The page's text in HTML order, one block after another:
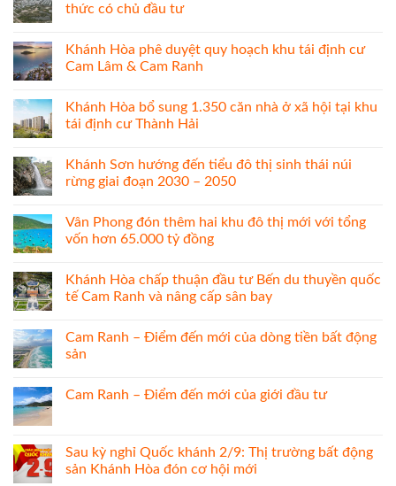
thức có chủ đầu tư
Khánh Hòa phê duyệt quy hoạch khu tái định cư
Cam Lâm & Cam Ranh
Khánh Hòa bổ sung 1.350 căn nhà ở xã hội tại khu
tái định cư Thành Hải
Khánh Sơn hướng đến tiểu đô thị sinh thái núi
rừng giai đoạn 2030 – 2050
Vân Phong đón thêm hai khu đô thị mới với tổng
vốn hơn 65.000 tỷ đồng
Khánh Hòa chấp thuận đầu tư Bến du thuyền quốc
tế Cam Ranh và nâng cấp sân bay
Cam Ranh – Điểm đến mới của dòng tiền bất động
sản
Cam Ranh – Điểm đến mới của giới đầu tư
Sau kỳ nghỉ Quốc khánh 2/9: Thị trường bất động
sản Khánh Hòa đón cơ hội mới